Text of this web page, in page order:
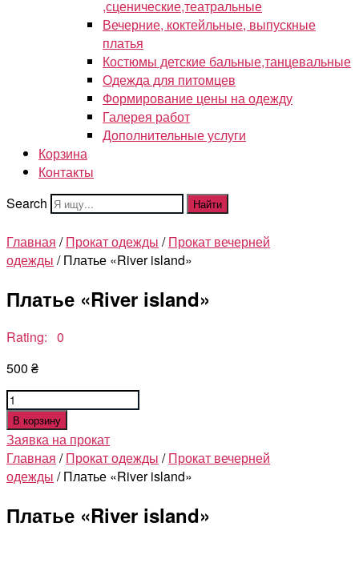
,сценические,театральные
Вечерние, коктейльные, выпускные
платья
Костюмы детские бальные,танцевальные
Одежда для питомцев
Формирование цены на одежду
Галерея работ
Дополнительные услуги
Корзина
Контакты
Search
Найти
Главная /Прокат одежды /Прокат вечерней
одежды / Платье «River island»
Платье «River island»
Rating: 0
500 ₴
Количество
товара
Платье
"River
island"
В корзину
Заявка на прокат
Главная /Прокат одежды /Прокат вечерней
одежды / Платье «River island»
Платье «River island»